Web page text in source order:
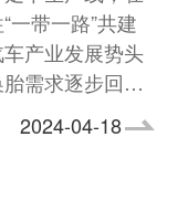
一带一路”共建
产业发展势头
胎需求逐步回…
2024-04-18